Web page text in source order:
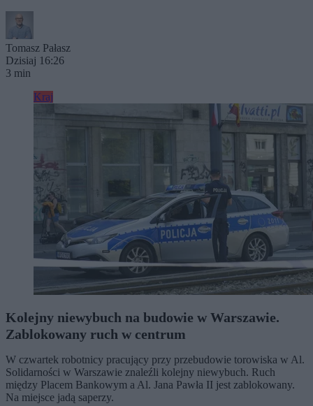
Tomasz Pałasz
Dzisiaj 16:26
3 min
Kraj
Kolejny niewybuch na budowie w Warszawie.
Zablokowany ruch w centrum
W czwartek robotnicy pracujący przy przebudowie torowiska w Al.
Solidarności w Warszawie znaleźli kolejny niewybuch. Ruch
między Placem Bankowym a Al. Jana Pawła II jest zablokowany.
Na miejsce jadą saperzy.